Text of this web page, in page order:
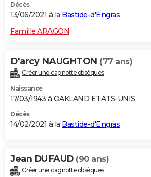
Décès
13/06/2021 à la Bastide-d'Engras
Famille ARAGON
D'arcy NAUGHTON (77 ans)
Créer une cagnotte obsèques
Naissance
17/03/1943 à OAKLAND ETATS-UNIS
Décès
14/02/2021 à la Bastide-d'Engras
Jean DUFAUD (90 ans)
Créer une cagnotte obsèques